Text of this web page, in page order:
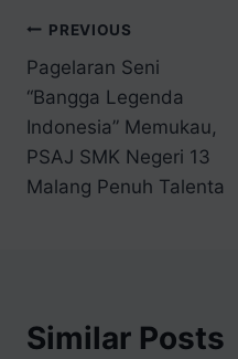
PREVIOUS
Pagelaran Seni
“Bangga Legenda
Indonesia” Memukau,
PSAJ SMK Negeri 13
Malang Penuh Talenta
Similar Posts